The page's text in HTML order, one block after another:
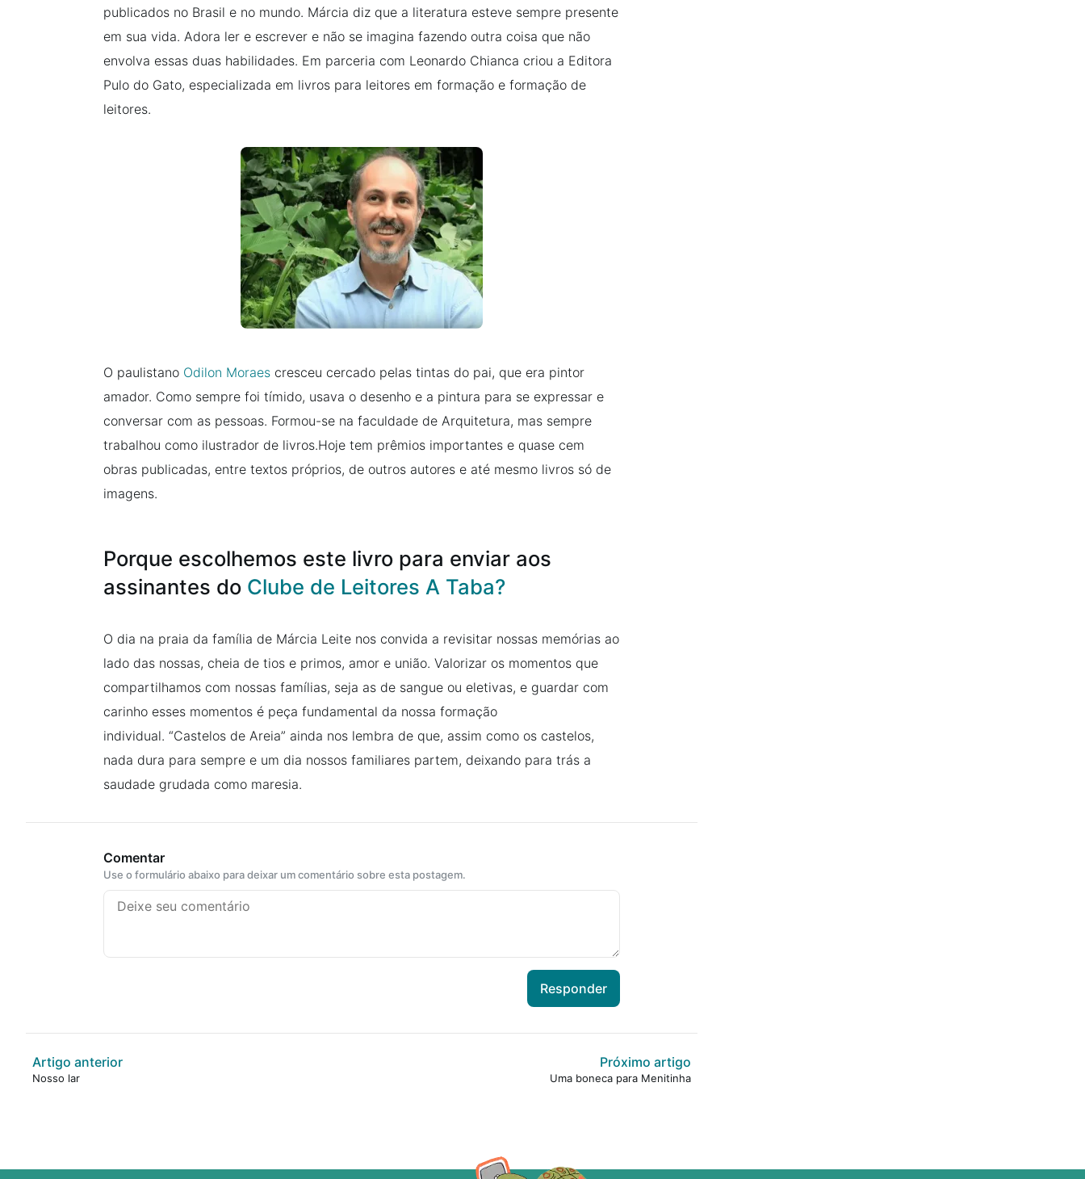
publicados no Brasil e no mundo. Márcia diz que a literatura esteve sempre presente
em sua vida. Adora ler e escrever e não se imagina fazendo outra coisa que não
envolva essas duas habilidades. Em parceria com Leonardo Chianca criou a Editora
Pulo do Gato, especializada em livros para leitores em formação e formação de
leitores.
O paulistano Odilon Moraes cresceu cercado pelas tintas do pai, que era pintor
amador. Como sempre foi tímido, usava o desenho e a pintura para se expressar e
conversar com as pessoas. Formou-se na faculdade de Arquitetura, mas sempre
trabalhou como ilustrador de livros.Hoje tem prêmios importantes e quase cem
obras publicadas, entre textos próprios, de outros autores e até mesmo livros só de
imagens.
Porque escolhemos este livro para enviar aos
assinantes do Clube de Leitores A Taba?
O dia na praia da família de Márcia Leite nos convida a revisitar nossas memórias ao
lado das nossas, cheia de tios e primos, amor e união. Valorizar os momentos que
compartilhamos com nossas famílias, seja as de sangue ou eletivas, e guardar com
carinho esses momentos é peça fundamental da nossa formação
individual. “Castelos de Areia” ainda nos lembra de que, assim como os castelos,
nada dura para sempre e um dia nossos familiares partem, deixando para trás a
saudade grudada como maresia.
Comentar
Use o formulário abaixo para deixar um comentário sobre esta postagem.
Responder
Artigo anterior
Nosso lar
Próximo artigo
Uma boneca para Menitinha